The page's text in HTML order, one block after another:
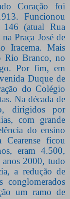
Coração foi
Funcionou
(atual Rua
Praça José de
Iracema. Mais
Rio Branco, no
Por fim, em
Duque de
do Colégio
. Na década de
dirigidos por
com grande
do ensino
ficou
eram 4.500,
2000, tudo
a redução de
conglomerados
um ramo de